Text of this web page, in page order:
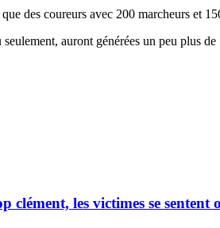
des coureurs avec 200 marcheurs et
auront générées un peu plus
les victimes se sentent